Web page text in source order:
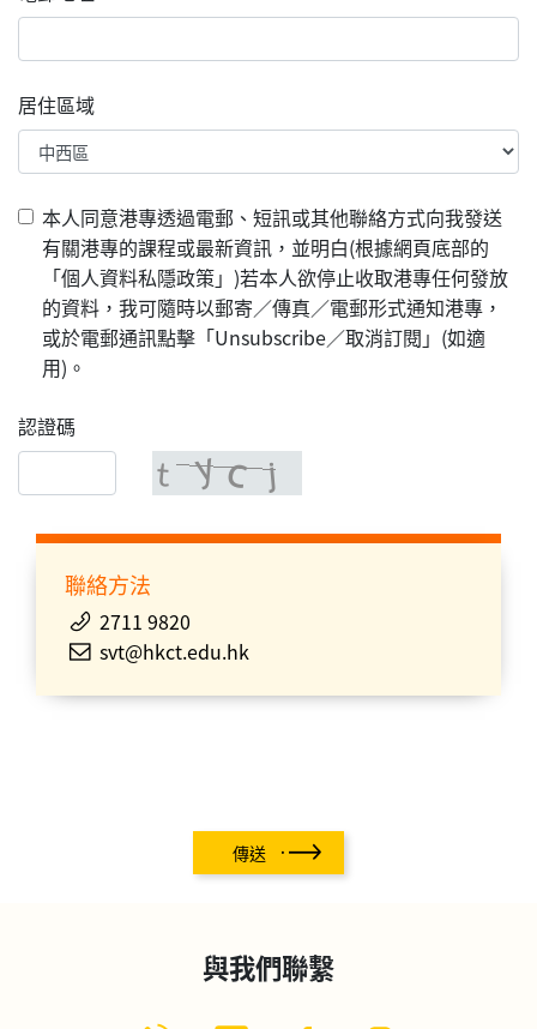
居住區域
本人同意港專透過電郵、短訊或其他聯絡方式向我發送
有關港專的課程或最新資訊，並明白(根據網頁底部的
「個人資料私隱政策」)若本人欲停止收取港專任何發放
的資料，我可隨時以郵寄／傳真／電郵形式通知港專，
或於電郵通訊點擊「Unsubscribe／取消訂閱」(如適
用)。
認證碼
聯絡方法
2711 9820
svt@hkct.edu.hk
傳送
與我們聯繫